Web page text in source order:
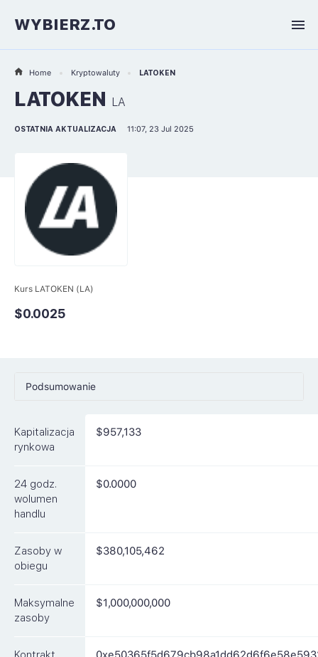
WYBIERZ.TO
Home Kryptowaluty LATOKEN
LATOKEN LA
OSTATNIA AKTUALIZACJA 11:07, 23 Jul 2025
Kurs LATOKEN (LA)
$0.0025
Podsumowanie
Rynki
FAQ
Kapitalizacja
rynkowa
$957,133
24 godz.
wolumen
handlu
$0.0000
Zasoby w
obiegu
$380,105,462
Maksymalne
zasoby
$1,000,000,000